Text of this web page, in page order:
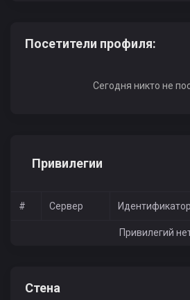
Посетители профиля:
Сегодня никто не
Привилегии
# Сервер Идентификатор
Привилегий
Стена